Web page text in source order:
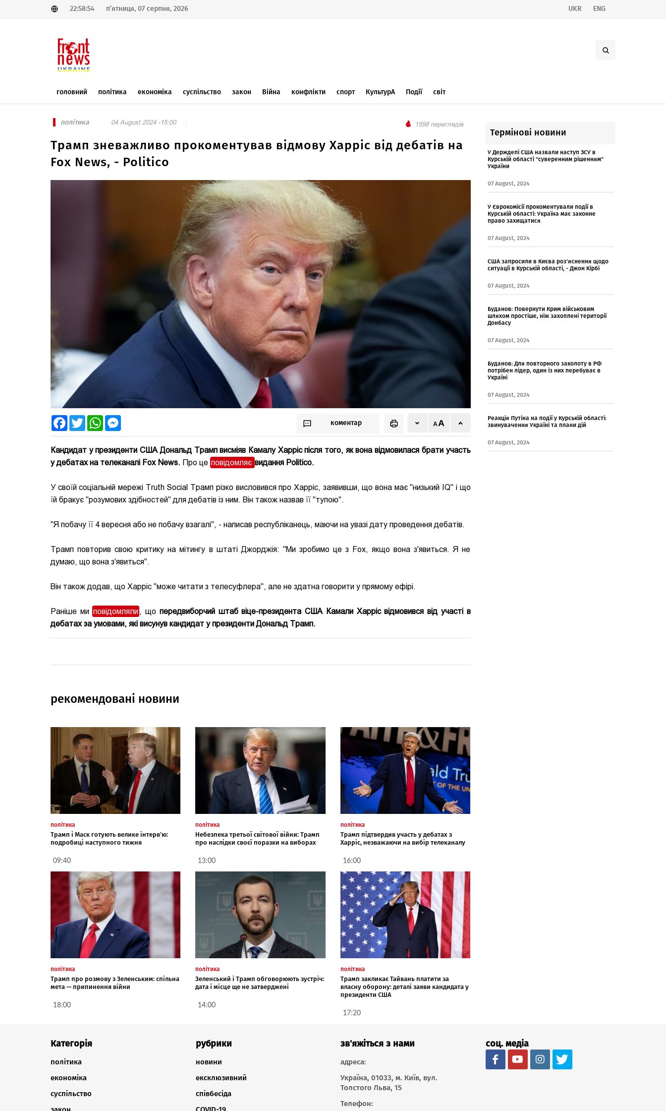
22:58:54 п’ятниця, 07 серпня, 2026 UKR ENG
головний політика економіка суспільство закон Війна конфлікти спорт КультурА Події світ
політика 04 August 2024 -15:00 1598 переглядів
Трамп зневажливо прокоментував відмову Харріс від дебатів на
Fox News, - Politico
FacebookTwitter WhatsApp коментар
Кандидат у президенти США Дональд Трамп висміяв Камалу Харріс після того, як вона відмовилася брати участь
у дебатах на телеканалі Fox News. Про це повідомляє видання Politico.
У своїй соціальній мережі Truth Social Трамп різко висловився про Харріс, заявивши, що вона має "низький IQ" і що
їй бракує "розумових здібностей" для дебатів із ним. Він також назвав її "тупою".
"Я побачу її 4 вересня або не побачу взагалі", - написав республіканець, маючи на увазі дату проведення дебатів.
Трамп повторив свою критику на мітингу в штаті Джорджія: "Ми зробимо це з Fox, якщо вона з'явиться. Я не
думаю, що вона з'явиться".
Він також додав, що Харріс "може читати з телесуфлера", але не здатна говорити у прямому ефірі.
Раніше ми повідомляли, що передвиборчий штаб віце-президента США Камали Харріс відмовився від участі в
дебатах за умовами, які висунув кандидат у президенти Дональд Трамп.
рекомендовані новини
політика
Трамп і Маск готують велике інтерв'ю:
подробиці наступного тижня
09:40
політика
Небезпека третьої світової війни: Трамп
про наслідки своєї поразки на виборах
13:00
політика
Трамп підтвердив участь у дебатах з
Харріс, незважаючи на вибір телеканалу
16:00
політика
Трамп про розмову з Зеленським: спільна
мета — припинення війни
18:00
політика
Зеленський і Трамп обговорюють зустріч:
дата і місце ще не затверджені
14:00
політика
Трамп закликає Тайвань платити за
власну оборону: деталі заяви кандидата у
президенти США
17:20
Термінові новини
У Держдепі США назвали наступ ЗСУ в
Курській області "суверенним рішенням"
України
07 August, 2024
У Єврокомісії прокоментували події в
Курській області: Україна має законне
право захищатися
07 August, 2024
США запросили в Києва роз'яснення щодо
ситуації в Курській області, - Джон Кірбі
07 August, 2024
Буданов: Повернути Крим військовим
шляхом простіше, ніж захоплені території
Донбасу
07 August, 2024
Буданов: Для повторного заколоту в РФ
потрібен лідер, один із них перебуває в
Україні
07 August, 2024
Реакція Путіна на події у Курській області:
звинувачення Україні та плани дій
07 August, 2024
Категорія
політика
економіка
суспільство
рубрики
новини
ексклюзивний
співбесіда
зв'яжіться з нами
адреса:
Україна, 01033, м. Київ, вул.
Толстого Льва, 15
Телефон:
соц. медіа